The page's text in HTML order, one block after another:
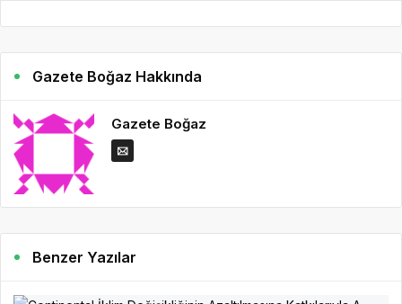
Gazete Boğaz Hakkında
Gazete Boğaz
Benzer Yazılar